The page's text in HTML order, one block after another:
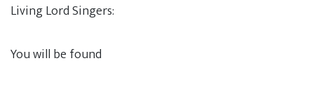
Living Lord Singers:
You will be found